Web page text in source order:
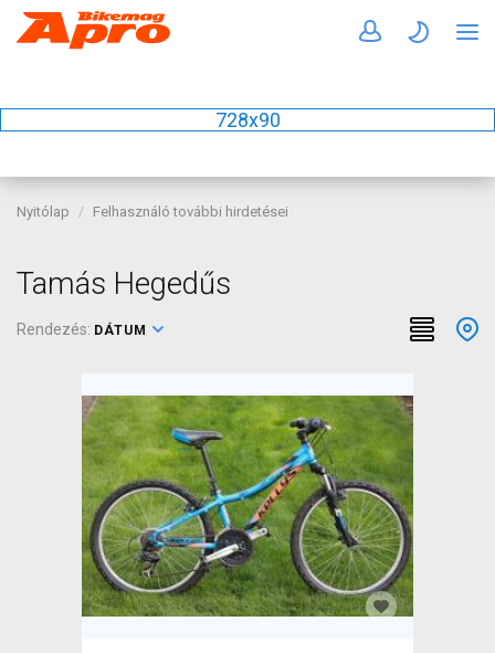
728x90
Nyitólap Felhasználó további hirdetései
Tamás Hegedűs
Rendezés: DÁTUM